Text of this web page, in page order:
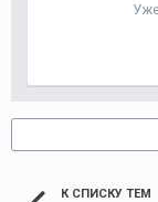
К СПИСКУ ТЕМ